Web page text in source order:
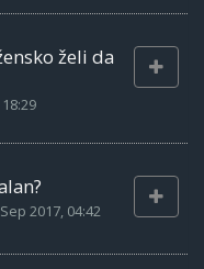
želi da
2017, 04:42